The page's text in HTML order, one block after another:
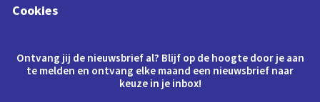
Cookies
Ontvang jij de nieuwsbrief al? Blijf op de hoogte door je aan
te melden en ontvang elke maand een nieuwsbrief naar
keuze in je inbox!